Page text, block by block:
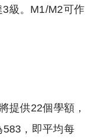
級。M1/M2可作
提供22個學額，
，即平均每